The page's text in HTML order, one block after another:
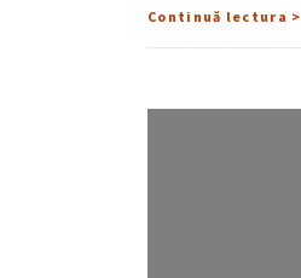
Continuă lectura >